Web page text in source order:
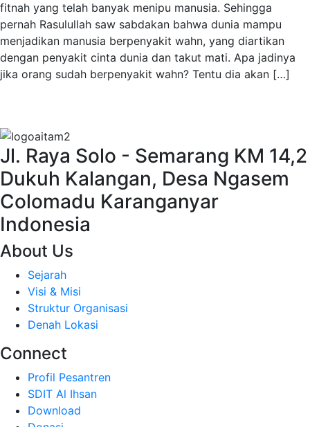
fitnah yang telah banyak menipu manusia. Sehingga
pernah Rasulullah saw sabdakan bahwa dunia mampu
menjadikan manusia berpenyakit wahn, yang diartikan
dengan penyakit cinta dunia dan takut mati. Apa jadinya
jika orang sudah berpenyakit wahn? Tentu dia akan […]
Jl. Raya Solo - Semarang KM 14,2
Dukuh Kalangan, Desa Ngasem
Colomadu Karanganyar
Indonesia
About Us
Sejarah
Visi & Misi
Struktur Organisasi
Denah Lokasi
Connect
Profil Pesantren
SDIT Al Ihsan
Download